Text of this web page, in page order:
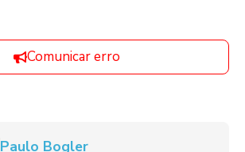
Comunicar erro
Paulo Bogler